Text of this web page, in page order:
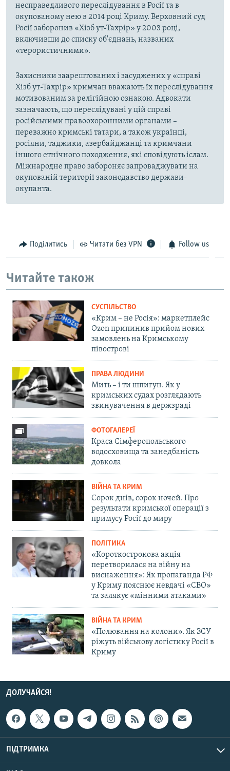
несправедливого переслідування в Росії та в
окупованому нею в 2014 році Криму. Верховний суд
Росії заборонив «Хізб ут-Тахрір» у 2003 році,
включивши до списку об'єднань, названих
«терористичними».
Захисники заарештованих і засуджених у «справі
Хізб ут-Тахрір» кримчан вважають їх переслідування
мотивованим за релігійною ознакою. Адвокати
зазначають, що переслідувані у цій справі
російськими правоохоронними органами –
переважно кримські татари, а також українці,
росіяни, таджики, азербайджанці та кримчани
іншого етнічного походження, які сповідують іслам.
Міжнародне право забороняє запроваджувати на
окупованій території законодавство держави-
окупанта.
Поділитись Читати без VPN Follow us
Читайте також
СУСПІЛЬСТВО
«Крим – не Росія»: маркетплейс
Ozon припинив прийом нових
замовлень на Кримському
півострові
ПРАВА ЛЮДИНИ
Мить – і ти шпигун. Як у
кримських судах розглядають
звинувачення в держзраді
ФОТОГАЛЕРЕЇ
Краса Сімферопольського
водосховища та занедбаність
довкола
ВІЙНА ТА КРИМ
Сорок днів, сорок ночей. Про
результати кримської операції з
примусу Росії до миру
ПОЛІТИКА
«Короткострокова акція
перетворилася на війну на
виснаження»: Як пропаганда РФ
у Криму пояснює невдачі «СВО»
та залякує «мінними атаками»
ВІЙНА ТА КРИМ
«Полювання на колони». Як ЗСУ
ріжуть військову логістику Росії в
Криму
ДОЛУЧАЙСЯ!
ПІДТРИМКА